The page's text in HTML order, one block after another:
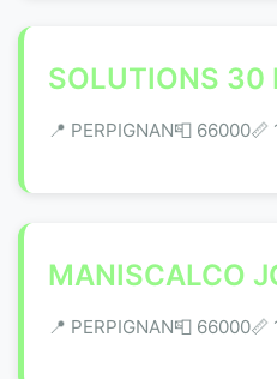
SOLUTIONS 30
📍 PERPIGNAN📮 66000📏
MANISCALCO
📍 PERPIGNAN📮 66000📏